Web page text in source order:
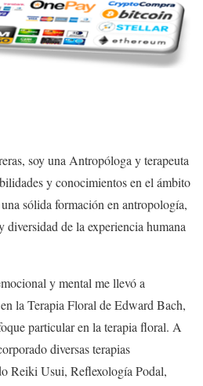
soy una Antropóloga y terapeuta
y conocimientos en el ámbito
sólida formación en antropología,
de la experiencia humana
y mental me llevó a
la Terapia Floral de Edward Bach,
particular en la terapia floral. A
diversas terapias
Reiki Usui, Reflexología Podal,